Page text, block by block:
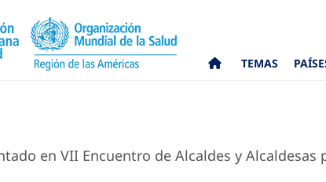
TEMAS
en VII Encuentro de Alcaldes y Alcaldesas